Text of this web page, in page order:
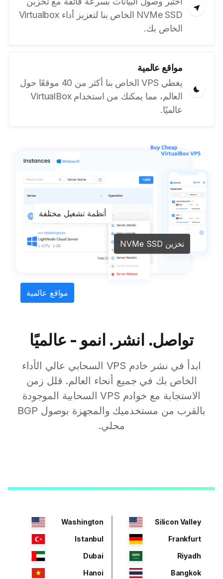
NVMe SSD الخاص بنا لتعزيز أداء Virtualbox
الخاص بك.
مواقع عالمية
يغطي VPS الخاص بنا أكثر من 40 موقعًا حول
العالم، مما يمكنك من استخدام VirtualBox
عالميًا.
أنظمة تشغيل مختلفة
تخزين NVMe SSD
مواقع عالمية
تواصل. انشر. انمو - عالميًا
ابدأ في نشر خادم VPS السحابي عالي الأداء
الخاص بك في جميع أنحاء العالم. قلل زمن
الاستجابة مع خوادم VPS السحابية الموجودة
بالقرب من مستخدميك والمجهزة بوصول BGP
محلي.
Silicon Valley
Washington
Frankfurt
Istanbul
Riyadh
Dubai
Bangkok
Hanoi